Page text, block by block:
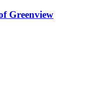
Greenview